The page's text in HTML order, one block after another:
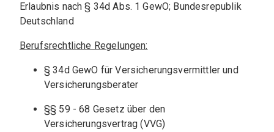
Erlaubnis nach § 34d Abs. 1 GewO; Bundesrepublik
Deutschland
Berufsrechtliche Regelungen:
§ 34d GewO für Versicherungsvermittler und
Versicherungsberater
§§ 59 - 68 Gesetz über den
Versicherungsvertrag (VVG)